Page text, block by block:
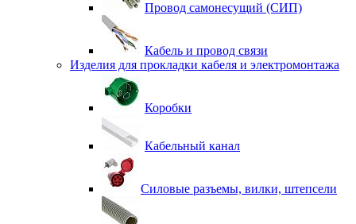
Провод самонесущий (СИП)
Кабель и провод связи
Изделия для прокладки кабеля и электромонтажа
Коробки
Кабельный канал
Силовые разъемы, вилки, штепсели